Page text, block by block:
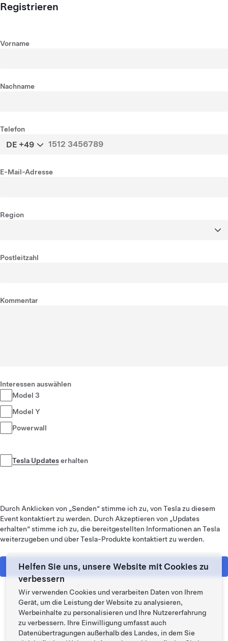
Registrieren
Vorname
Nachname
Telefon
DE +49
E-Mail-Adresse
Region
Postleitzahl
Kommentar
Interessen auswählen
Model 3
Model Y
Powerwall
Tesla Updateserhalten
Durch Anklicken von „Senden“ stimme ich zu, von Tesla zu diesem
Event kontaktiert zu werden. Durch Akzeptieren von „Updates
erhalten“ stimme ich zu, die bereitgestellten Informationen an Tesla
weiterzugeben und über Tesla-Produkte kontaktiert zu werden.
Senden
Tesla © 2026
Helfen Sie uns, unsere Website mit Cookies zu
verbessern
Wir verwenden Cookies und verarbeiten Daten von Ihrem
Gerät, um die Leistung der Website zu analysieren,
Werbeinhalte zu personalisieren und Ihre Nutzererfahrung
zu verbessern. Ihre Einwilligung umfasst auch
Datenübertragungen außerhalb des Landes, in dem Sie